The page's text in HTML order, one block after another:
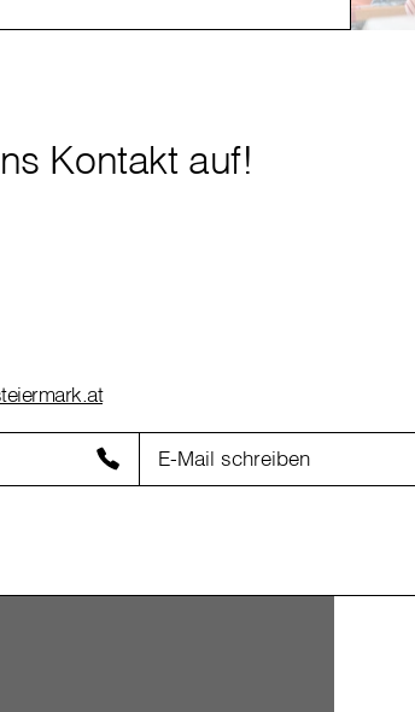
Kontakt auf!
E-Mail schreiben